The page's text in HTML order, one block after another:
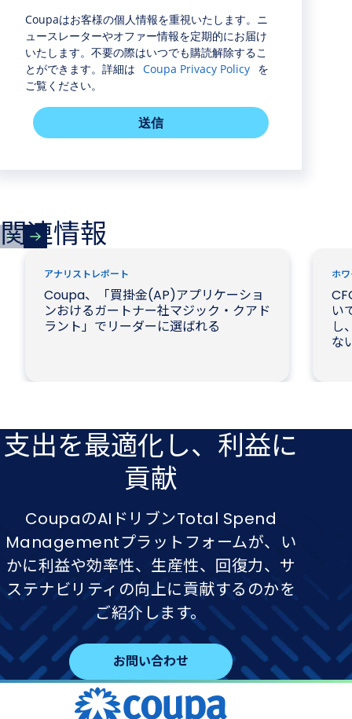
Coupaはお客様の個人情報を重視いたします。ニ
ュースレーターやオファー情報を定期的にお届け
いたします。不要の際はいつでも購読解除するこ
とができます。詳細は Coupa Privacy Policy を
ご覧ください。
送信
関連情報
アナリストレポート
Coupa、「買掛金(AP)アプリケーショ
ンおけるガートナー社マジック・クアド
ラント」でリーダーに選ばれる
ホ
い
し
な
支出を​最適化し、​利益に​
貢献
CoupaのAIドリブンTotal Spend
Managementプラットフォームが、い
かに利益や効率性、生産性、回復力、サ
ステナビリティの向上に貢献するのかを
ご紹介します。
お問い合わせ